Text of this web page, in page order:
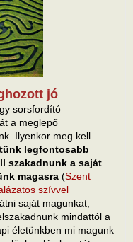
jó
sorsfordító
a meglepő
Ilyenkor meg kell
legfontosabb
szakadnunk a saját
magasra (Szent
szívvel
saját magunkat,
mindattól a
életünkben mi magunk